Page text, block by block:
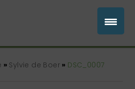
» Sylvie de Boer » DSC_0007